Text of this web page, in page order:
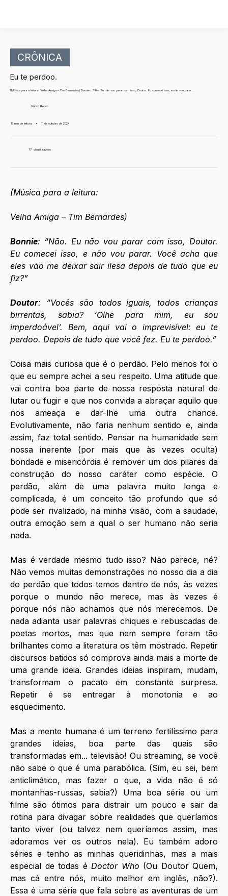
CRÔNICA
Eu te perdoo.
(Música para a leitura: Velha Amiga – Tim Bernardes) Bonnie : “Não. Eu não vou parar com isso, Doutor. Eu comecei isso, e não vou parar....
Enrico Recco
15 min de leitura • 11 de outubro de 2024
77 visualizações
(Música para a leitura:
Velha Amiga – Tim Bernardes)
Bonnie: “Não. Eu não vou parar com isso, Doutor.
Eu comecei isso, e não vou parar. Você acha que
eles vão me deixar sair ilesa depois de tudo que eu
fiz?”
Doutor: “Vocês são todos iguais, todos crianças
birrentas, sabia? ‘Olhe para mim, eu sou
imperdoável’. Bem, aqui vai o imprevisível: eu te
perdoo. Depois de tudo que você fez. Eu te perdoo.”
Coisa mais curiosa que é o perdão. Pelo menos foi o
que eu sempre achei a seu respeito. Uma atitude que
vai contra boa parte de nossa resposta natural de
lutar ou fugir e que nos convida a abraçar aquilo que
nos ameaça e dar-lhe uma outra chance.
Evolutivamente, não faria nenhum sentido e, ainda
assim, faz total sentido. Pensar na humanidade sem
nossa inerente (por mais que às vezes oculta)
bondade e misericórdia é remover um dos pilares da
construção do nosso caráter como espécie. O
perdão, além de uma palavra muito longa e
complicada, é um conceito tão profundo que só
pode ser rivalizado, na minha visão, com a saudade,
outra emoção sem a qual o ser humano não seria
nada.
Mas é verdade mesmo tudo isso? Não parece, né?
Não vemos muitas demonstrações no nosso dia a dia
do perdão que todos temos dentro de nós, às vezes
porque o mundo não merece, mas às vezes é
porque nós não achamos que nós merecemos. De
nada adianta usar palavras chiques e rebuscadas de
poetas mortos, mas que nem sempre foram tão
brilhantes como a literatura os têm mostrado. Repetir
discursos batidos só comprova ainda mais a morte de
uma grande ideia. Grandes ideias inspiram, mudam,
transformam o pacato em constante surpresa.
Repetir é se entregar à monotonia e ao
esquecimento.
Mas a mente humana é um terreno fertilíssimo para
grandes ideias, boa parte das quais são
transformadas em... televisão! Ou streaming, se você
não sabe o que é uma parabólica. (Sim, eu sei, bem
anticlimático, mas fazer o que, a vida não é só
montanhas-russas, sabia?) Uma boa série ou um
filme são ótimos para distrair um pouco e sair da
rotina para divagar sobre realidades que queríamos
tanto viver (ou talvez nem queríamos assim, mas
adoramos ver os outros nela). Eu também adoro
séries e tenho as minhas queridinhas, mas a mais
especial de todas é Doctor Who (Ou Doutor Quem,
mas cá entre nós, muito melhor em inglês, não?).
Essa é uma série que fala sobre as aventuras de um